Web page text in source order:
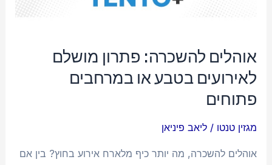
אוהלים להשכרה: פתרון מושלם
לאירועים בטבע או במרחבים
פתוחים
מגזין טנטו /ליאב פיניאן
אוהלים להשכרה, מה יותר כיף מלארח אירוע בחוץ? בין אם